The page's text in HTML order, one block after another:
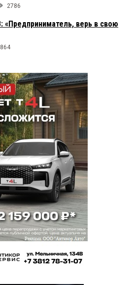
2786
верь в свою